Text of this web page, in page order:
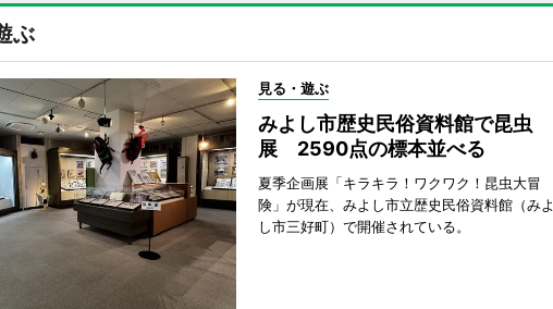
ぶ
見る・遊ぶ
みよし市歴史民俗資料館で昆虫
展 2590点の標本並べる
夏季企画展「キラキラ！ワクワク！昆虫大冒
険」が現在、みよし市立歴史民俗資料館（みよ
し市三好町）で開催されている。